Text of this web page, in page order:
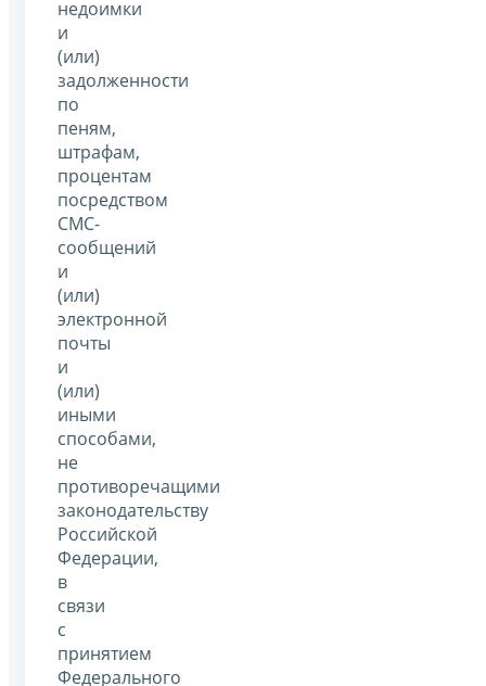
недоимки
и
(или)
задолженности
по
пеням,
штрафам,
процентам
посредством
СМС-
сообщений
и
(или)
электронной
почты
и
(или)
иными
способами,
не
противоречащими
законодательству
Российской
Федерации,
в
связи
с
принятием
Федерального